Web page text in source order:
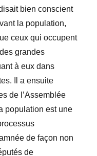
bien conscient
la population,
ceux qui occupent
grandes
à eux dans
Il a ensuite
de l’Assemblée
population est une
de façon non
de